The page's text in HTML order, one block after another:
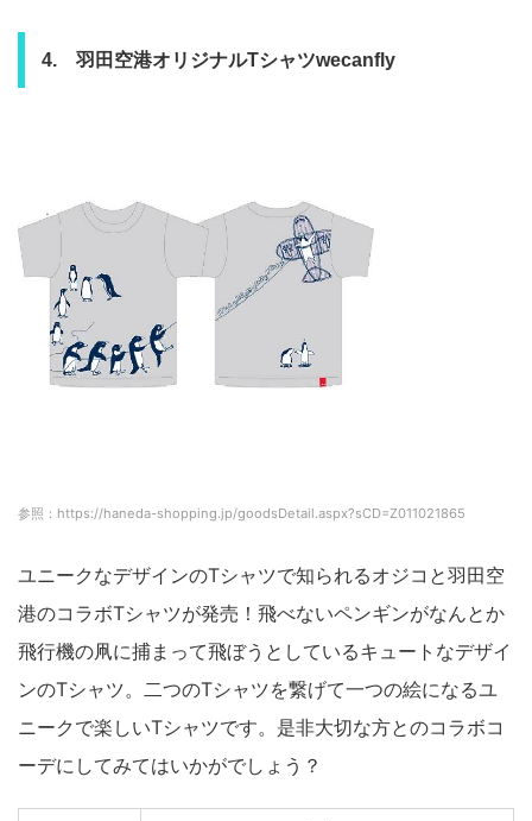
4. 羽田空港オリジナルTシャツwecanfly
参照：https://haneda-shopping.jp/goodsDetail.aspx?sCD=Z011021865
ユニークなデザインのTシャツで知られるオジコと羽田空
港のコラボTシャツが発売！飛べないペンギンがなんとか
飛行機の凧に捕まって飛ぼうとしているキュートなデザイ
ンのTシャツ。二つのTシャツを繋げて一つの絵になるユ
ニークで楽しいTシャツです。是非大切な方とのコラボコ
ーデにしてみてはいかがでしょう？